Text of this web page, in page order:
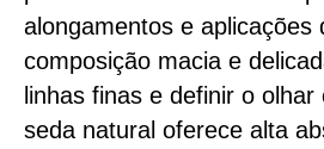
alongamentos e aplicações
composição macia e
linhas finas e definir o olhar
seda natural oferece alta